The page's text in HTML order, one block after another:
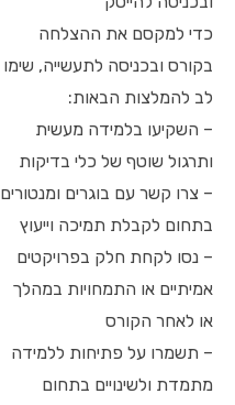
כדי למקסם את ההצלחה
בקורס ובכניסה לתעשייה, שימו
לב להמלצות הבאות:
– השקיעו בלמידה מעשית
ותרגול שוטף של כלי בדיקות
– צרו קשר עם בוגרים ומנטורים
בתחום לקבלת תמיכה וייעוץ
– נסו לקחת חלק בפרויקטים
אמיתיים או התמחויות במהלך
או לאחר הקורס
– תשמרו על פתיחות ללמידה
מתמדת ולשינויים בתחום